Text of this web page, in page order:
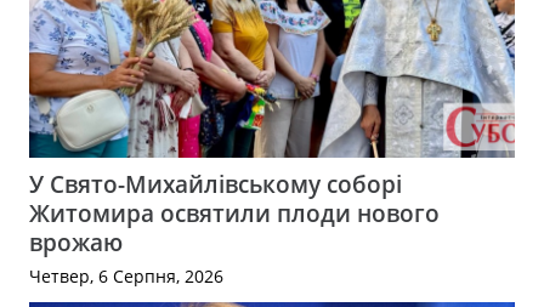
У Свято-Михайлівському соборі
Житомира освятили плоди нового
врожаю
Четвер, 6 Серпня, 2026